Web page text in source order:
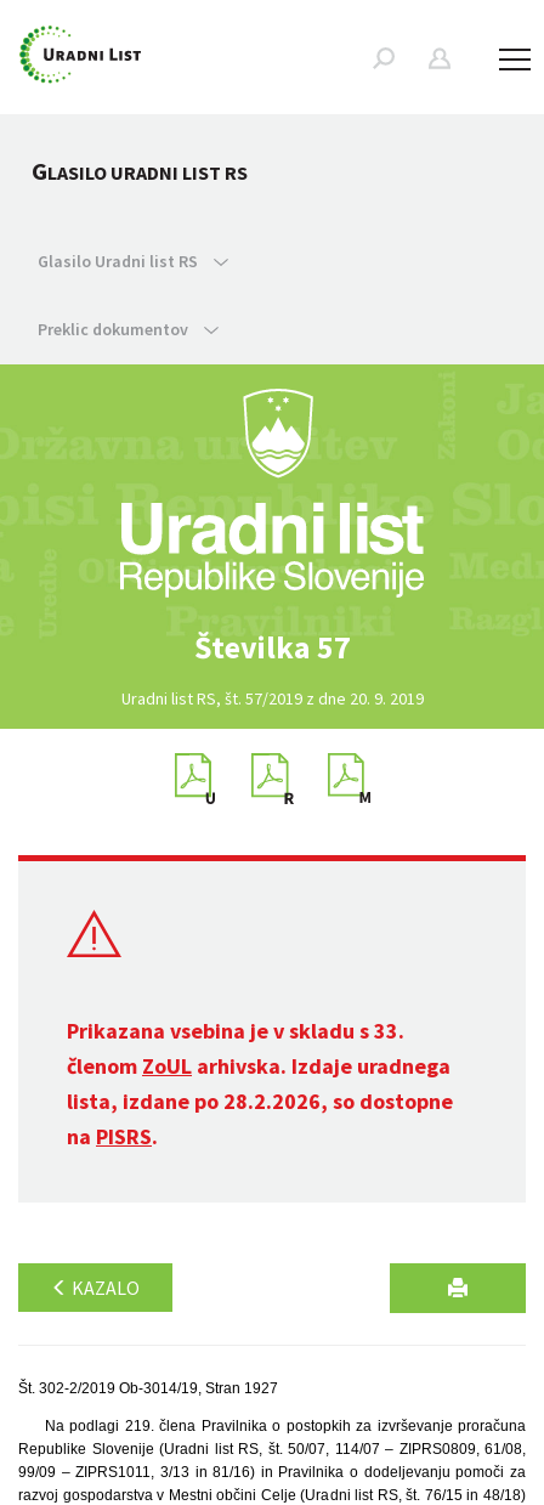
GLASILO URADNI LIST RS
Glasilo Uradni list RS
Preklic dokumentov
Številka 57
Uradni list RS, št. 57/2019 z dne 20. 9. 2019
Prikazana vsebina je v skladu s 33.
členom ZoUL arhivska. Izdaje uradnega
lista, izdane po 28.2.2026, so dostopne
na PISRS.
KAZALO
Št. 302-2/2019 Ob-3014/19, Stran 1927
Na podlagi 219. člena Pravilnika o postopkih za izvrševanje proračuna
Republike Slovenije (Uradni list RS, št. 50/07, 114/07 – ZIPRS0809, 61/08,
99/09 – ZIPRS1011, 3/13 in 81/16) in Pravilnika o dodeljevanju pomoči za
razvoj gospodarstva v Mestni občini Celje (Uradni list RS, št. 76/15 in 48/18)